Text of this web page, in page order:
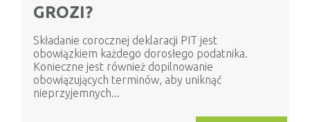
GROZI?
Składanie corocznej deklaracji PIT jest
obowiązkiem każdego dorosłego podatnika.
Konieczne jest również dopilnowanie
obowiązujących terminów, aby uniknąć
nieprzyjemnych...